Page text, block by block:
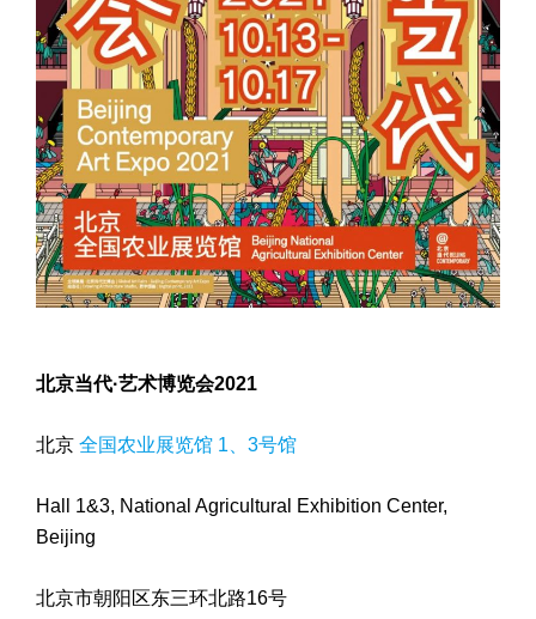
北京当代·艺术博览会2021
北京 全国农业展览馆 1、3号馆
Hall 1&3, National Agricultural Exhibition Center,
Beijing
北京市朝阳区东三环北路16号